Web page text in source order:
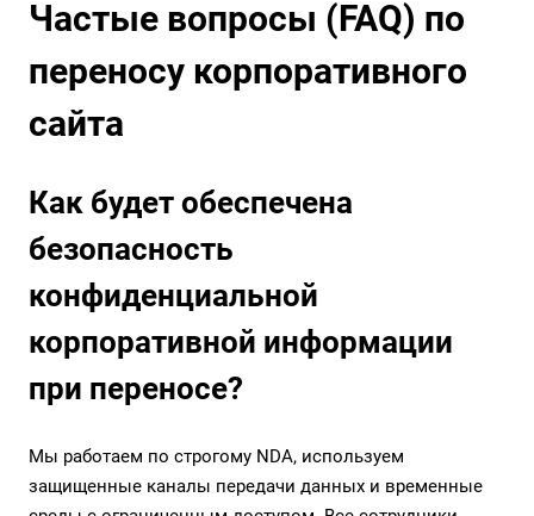
Частые вопросы (FAQ) по
переносу корпоративного
сайта
Как будет обеспечена
безопасность
конфиденциальной
корпоративной информации
при переносе?
Мы работаем по строгому NDA, используем
защищенные каналы передачи данных и временные